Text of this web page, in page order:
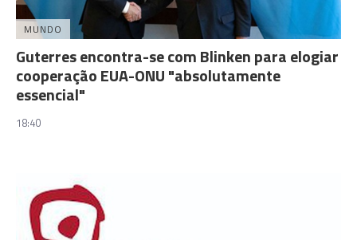
MUNDO
Guterres encontra-se com Blinken para elogiar
cooperação EUA-ONU "absolutamente
essencial"
18:40